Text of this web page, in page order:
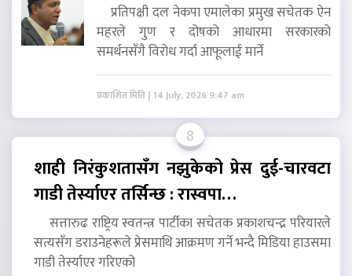
प्रतिपक्षी दल नेकपा एमालेका प्रमुख सचेतक ऐन
महरले गुण र दोषको आधारमा सरकारको
समर्थनसँगै विरोध गर्दा आफूलाई मार्ने
प्रकाशित मिति | 14 July, 2026 9:47 am
8
शाही निरंकुशतासँग नझुकेको प्रेस दुई-चारवटा
गाडी तेर्स्याएर तर्सिन्छ : रास्वपा…
सत्तारुढ राष्ट्रिय स्वतन्त्र पार्टीका सचेतक प्रकाशचन्द्र परियारले
सत्यसँग डराउनेहरूले प्रेसमाथि आक्रमण गर्ने भन्दै मिडिया हाउसमा
गाडी तेर्स्याएर गरिएको